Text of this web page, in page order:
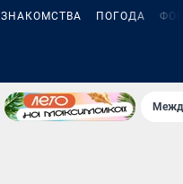
ЗНАКОМСТВА ПОГОДА